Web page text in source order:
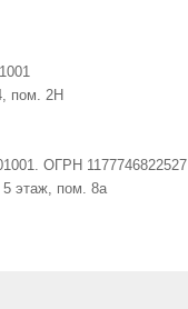
пом. 2Н
ОГРН 1177746822527
5 этаж, пом. 8а